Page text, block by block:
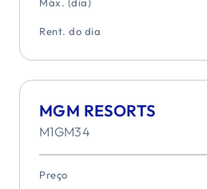
Rent. do dia
MGM RESORTS
M1GM34
Preço